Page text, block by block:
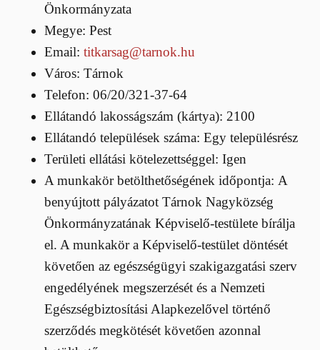
Önkormányzata
Megye: Pest
Email: titkarsag@tarnok.hu
Város: Tárnok
Telefon: 06/20/321-37-64
Ellátandó lakosságszám (kártya): 2100
Ellátandó települések száma: Egy településrész
Területi ellátási kötelezettséggel: Igen
A munkakör betölthetőségének időpontja: A
benyújtott pályázatot Tárnok Nagyközség
Önkormányzatának Képviselő-testülete bírálja
el. A munkakör a Képviselő-testület döntését
követően az egészségügyi szakigazgatási szerv
engedélyének megszerzését és a Nemzeti
Egészségbiztosítási Alapkezelővel történő
szerződés megkötését követően azonnal